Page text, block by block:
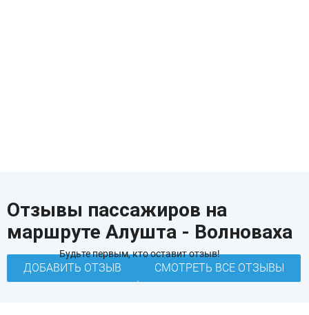
Отзывы пассажиров на
маршруте Алушта - Волноваха
Будьте первым, кто оставит отзыв!
ДОБАВИТЬ ОТЗЫВ СМОТРЕТЬ ВСЕ ОТЗЫВЫ